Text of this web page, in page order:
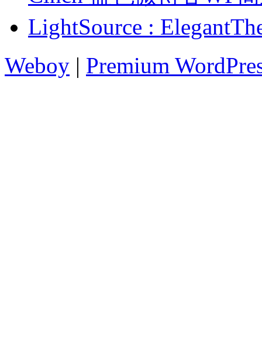
LightSource :
Weboy | Premium